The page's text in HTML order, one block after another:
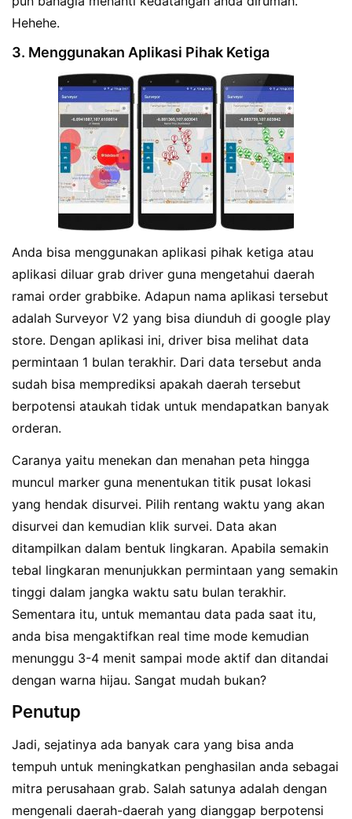
Hehehe.
3. Menggunakan Aplikasi Pihak Ketiga
Anda bisa menggunakan aplikasi pihak ketiga atau
aplikasi diluar grab driver guna mengetahui daerah
ramai order grabbike. Adapun nama aplikasi tersebut
adalah Surveyor V2 yang bisa diunduh di google play
store. Dengan aplikasi ini, driver bisa melihat data
permintaan 1 bulan terakhir. Dari data tersebut anda
sudah bisa memprediksi apakah daerah tersebut
berpotensi ataukah tidak untuk mendapatkan banyak
orderan.
Caranya yaitu menekan dan menahan peta hingga
muncul marker guna menentukan titik pusat lokasi
yang hendak disurvei. Pilih rentang waktu yang akan
disurvei dan kemudian klik survei. Data akan
ditampilkan dalam bentuk lingkaran. Apabila semakin
tebal lingkaran menunjukkan permintaan yang semakin
tinggi dalam jangka waktu satu bulan terakhir.
Sementara itu, untuk memantau data pada saat itu,
anda bisa mengaktifkan real time mode kemudian
menunggu 3-4 menit sampai mode aktif dan ditandai
dengan warna hijau. Sangat mudah bukan?
Penutup
Jadi, sejatinya ada banyak cara yang bisa anda
tempuh untuk meningkatkan penghasilan anda sebagai
mitra perusahaan grab. Salah satunya adalah dengan
mengenali daerah-daerah yang dianggap berpotensi